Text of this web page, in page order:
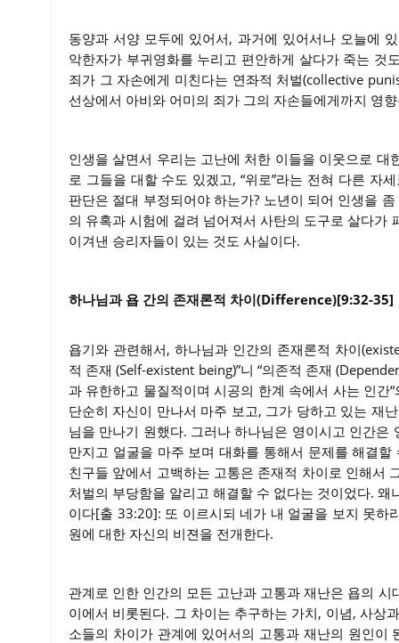
동양과 서양 모두에 있어서, 과거에 있어서나 오늘에
악한자가 부귀영화를 누리고 편안하게 살다가 죽는 것
죄가 그 자손에게 미친다는 연좌적 처벌(collective
선상에서 아비와 어미의 죄가 그의 자손들에게까지 영
인생을 살면서 우리는 고난에 처한 이들을 이웃으로
로 그들을 대할 수도 있겠고, “위로”라는 전혀 다른 자
판단은 절대 부정되어야 하는가? 노년이 되어 인생을
의 유혹과 시험에 걸려 넘어져서 사탄의 도구로 살다가
이겨낸 승리자들이 있는 것도 사실이다.
하나님과 욥 간의 존재론적 차이(Difference)[9:32-35]
욥기와 관련해서, 하나님과 인간의 존재론적 차이
적 존재 (Self-existent being)”니 “의존적 존재
과 유한하고 물질적이며 시공의 한계 속에서 사는 인
단순히 자신이 만나서 마주 보고, 그가 당하고 있는 재
님을 만나기 원했다. 그러나 하나님은 영이시고 인간
만지고 얼굴을 마주 보며 대화를 통해서 문제를 해결
친구들 앞에서 고백하는 고통은 존재적 차이로 인해서
처벌의 부당함을 알리고 해결할 수 없다는 것이었다.
이다[출 33:20]: 또 이르시되 네가 내 얼굴을 보지 못하
원에 대한 자신의 비젼을 전개한다.
관계로 인한 인간의 모든 고난과 고통과 재난은 욥의
이에서 비롯된다. 그 차이는 추구하는 가치, 이념, 사상
소들의 차이가 관계에 있어서의 고통과 재난의 원인